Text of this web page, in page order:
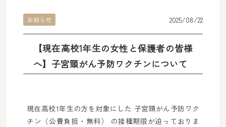
【現在高校1年生の女性と保護者の皆様
へ】子宮頸がん予防ワクチンについて
お知らせ 2025/08/22
現在高校1年生の方を対象にした 子宮頸がん予防ワク
チン（公費負担・無料） の接種期限が迫っておりま